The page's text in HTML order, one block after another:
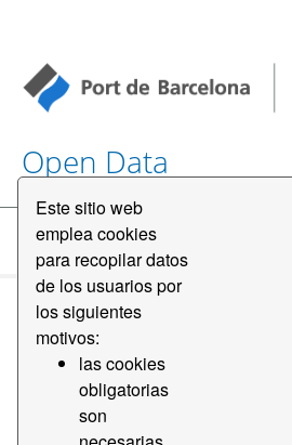
Este sitio web
emplea cookies
para recopilar datos
de los usuarios por
los siguientes
motivos:
las cookies
obligatorias
son
Open Data
Conjuntos de datos
Ordenar por